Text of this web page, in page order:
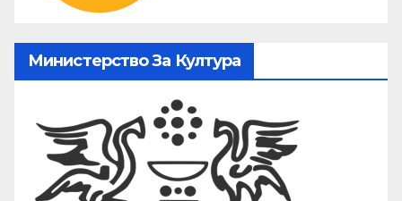
Министерство За Култура